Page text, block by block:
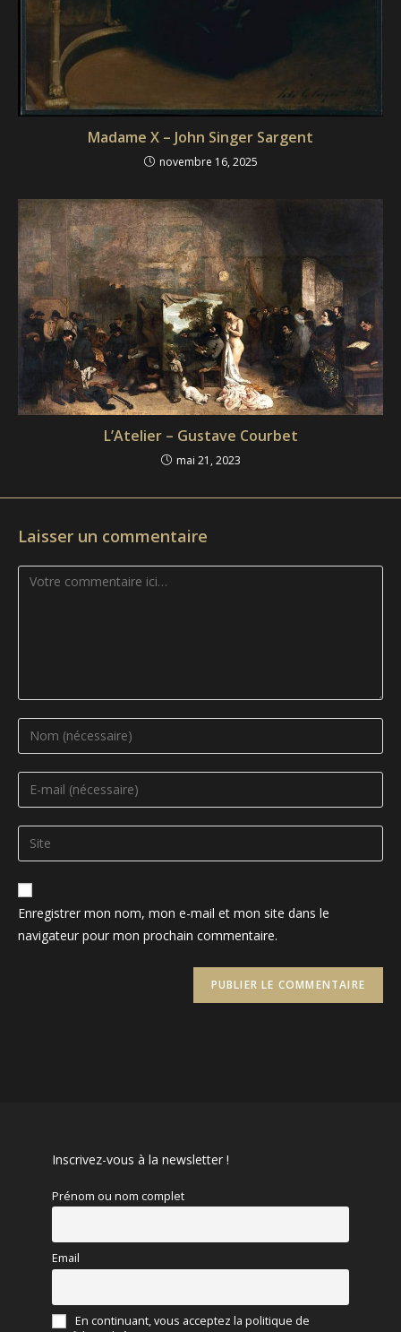
Madame X – John Singer Sargent
novembre 16, 2025
L’Atelier – Gustave Courbet
mai 21, 2023
Laisser un commentaire
Comment
Enter
your
name
comment
Enter
your
email
address
comment
Saisir
l’URL
de
votre
(facultatif)
Enregistrer mon nom, mon e-mail et mon site dans le
navigateur pour mon prochain commentaire.
Inscrivez-vous à la newsletter !
Prénom ou nom complet
Email
En continuant, vous acceptez la politique de